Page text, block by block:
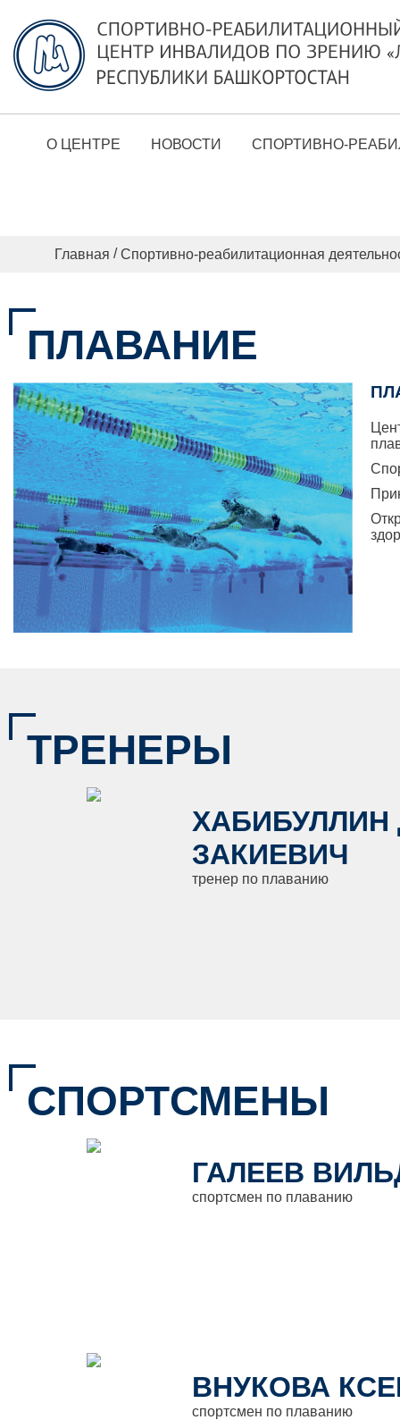
О ЦЕНТРЕ НОВОСТИ СПОРТИВНО-
Главная /Спортивно-реабилитационная
ПЛАВАНИЕ
ТРЕНЕРЫ
ЗАКИЕВИЧ
тренер по плаванию
СПОРТСМЕНЫ
ГАЛЕЕВ
спортсмен по плаванию
ВНУКОВА
спортсмен по плаванию